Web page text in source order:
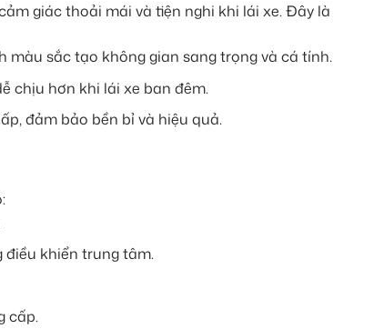
giác thoải mái và tiện nghi khi lái xe. Đây là
sắc tạo không gian sang trọng và cá tính.
chịu hơn khi lái xe ban đêm.
đảm bảo bền bỉ và hiệu quả.
khiển trung tâm.
cấp.